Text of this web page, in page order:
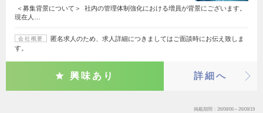
＜募集背景について＞ 社内の管理体制強化における増員が背景にございます。
現在人…
会社概要
匿名求人のため、求人詳細につきましてはご面談時にお伝え致しま
す。
興味あり 詳細へ
掲載期間 26/08/06～26/08/19